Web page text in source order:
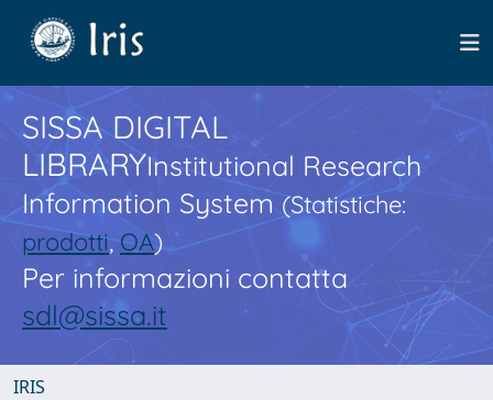
SISSA DIGITAL
LIBRARYInstitutional Research
Information System(Statistiche:
prodotti,OA)
Per informazioni contatta
sdl@sissa.it
IRIS